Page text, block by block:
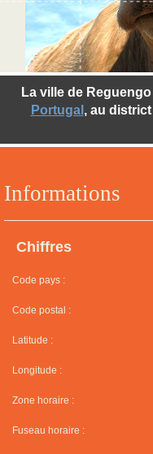
Informations
Chiffres
Code pays :
Code postal :
Latitude :
Longitude :
Zone horaire :
Fuseau horaire :
La ville de
Portugal , au district